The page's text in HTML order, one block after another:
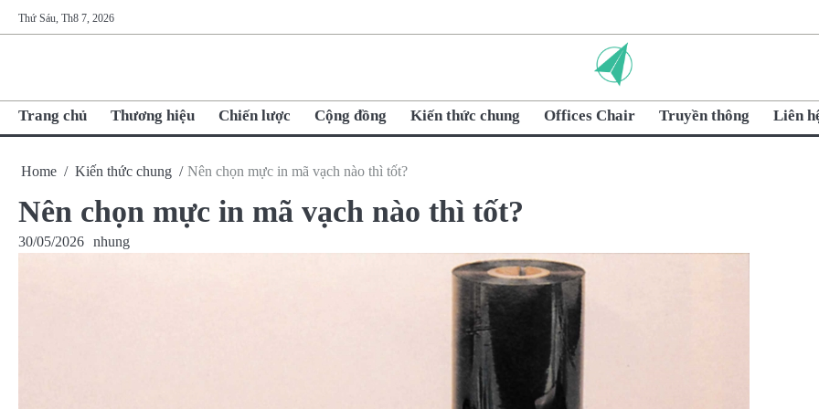
to
Thứ Sáu, Th8 7, 2026
Trang chủ Thương hiệu Chiến lược Cộng đồng Kiến thức chung Offices Chair Truyền thông Liên
Home Kiến thức chung Nên chọn mực in mã vạch nào thì tốt?
Nên chọn mực in mã vạch nào thì tốt?
30/05/2026 nhung